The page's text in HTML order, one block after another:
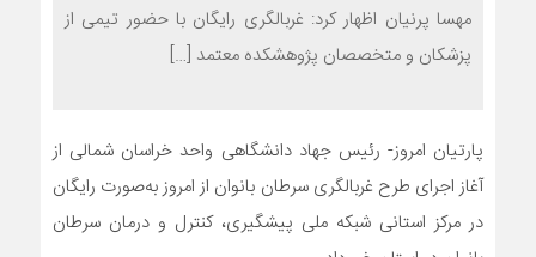
مهسا پرنیان اظهار کرد: غربالگری رایگان با حضور تیمی از
پزشکان و متخصصان پژوهشکده معتمد […]
پارتیان امروز- رئیس جهاد دانشگاهی واحد خراسان شمالی از
آغاز اجرای طرح غربالگری سرطان بانوان از امروز به‌صورت رایگان
در مرکز استانی شبکه ملی پیشگیری، کنترل و درمان سرطان